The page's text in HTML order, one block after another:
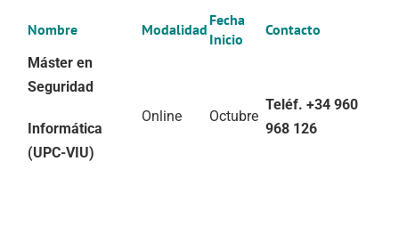
Nombre Modalidad
Fecha
Inicio
Contacto
Máster en
Seguridad
Informática
(UPC-VIU)
Online Octubre
Teléf. +34 960
968 126